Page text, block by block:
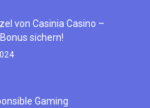
von Casinia Casino –
sichern!
Gaming